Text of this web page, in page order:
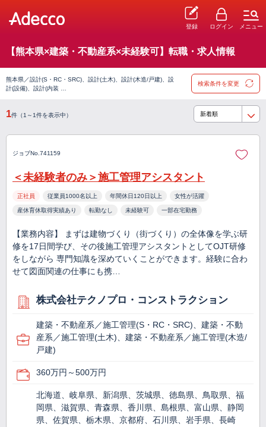
登録 ログイン メニュー
【熊本県×建築・不動産系×未経験可】転職・求人情報
熊本県／設計(S・RC・SRC)、設計(土木)、設計(木造/戸建)、設
計(設備)、設計(内装 …
検索条件を変更
1件（1～1件を表示中）
ジョブNo.741159
＜未経験者のみ＞施工管理アシスタント
正社員 従業員1000名以上 年間休日120日以上 女性が活躍
産休育休取得実績あり 転勤なし 未経験可 一部在宅勤務
【業務内容】 まずは建物づくり（街づくり）の全体像を学ぶ研
修を17日間学び、その後施工管理アシスタントとしてOJT研修
をしながら 専門知識を深めていくことができます。経験に合わ
せて図面関連の仕事にも携…
株式会社テクノプロ・コンストラクション
建築・不動産系／施工管理(S・RC・SRC)、建築・不動
産系／施工管理(土木)、建築・不動産系／施工管理(木造/
戸建)
360万円～500万円
北海道、岐阜県、新潟県、茨城県、徳島県、鳥取県、福
岡県、滋賀県、青森県、香川県、島根県、富山県、静岡
県、佐賀県、栃木県、京都府、石川県、岩手県、長崎